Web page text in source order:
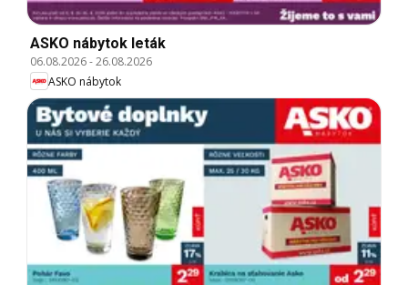
ASKO nábytok leták
06.08.2026-26.08.2026
ASKO nábytok